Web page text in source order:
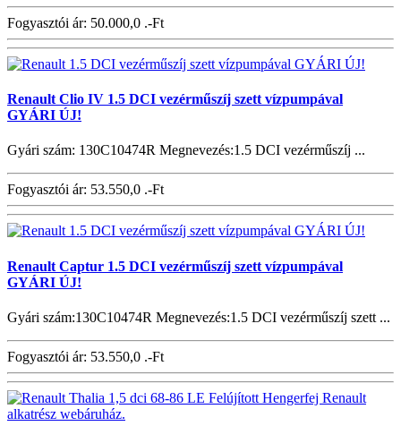
Fogyasztói ár: 50.000,0 .-Ft
Renault Clio IV 1.5 DCI vezérműszíj szett vízpumpával
GYÁRI ÚJ!
Gyári szám: 130C10474R Megnevezés:1.5 DCI vezérműszíj ...
Fogyasztói ár: 53.550,0 .-Ft
Renault Captur 1.5 DCI vezérműszíj szett vízpumpával
GYÁRI ÚJ!
Gyári szám:130C10474R Megnevezés:1.5 DCI vezérműszíj szett ...
Fogyasztói ár: 53.550,0 .-Ft